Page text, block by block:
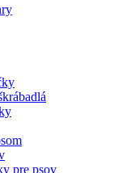
pre psov